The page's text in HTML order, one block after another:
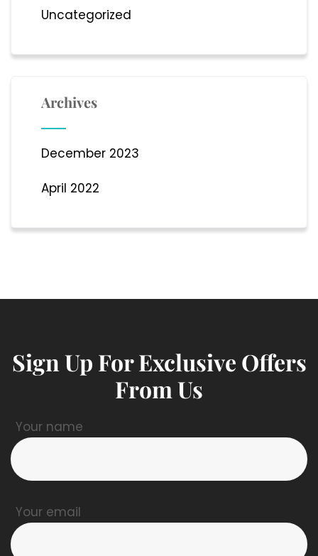
Uncategorized
Archives
December 2023
April 2022
Sign Up For Exclusive Offers
From Us
Your name
Your email